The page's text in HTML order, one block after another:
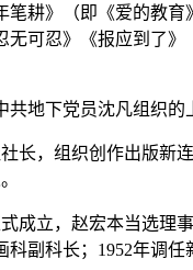
耕》（即《爱的教
无可忍》《报应到了
共地下党员沈凡组织
长，组织创作出版
成立，赵宏本当选理
副科长；1952年调任